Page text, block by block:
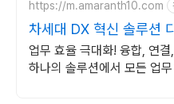
https://m.amaranth10.com
차세대 DX 혁신 솔루션
스 플랫폼
업무 효율 극대화! 융합, 연결
하나의 솔루션에서 모든 업무